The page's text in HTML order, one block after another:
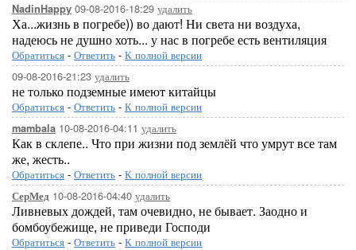
NadinHappy 09-08-2016-18:29 удалить
Ха...жизнь в погребе)) во дают! Ни света ни воздуха,
надеюсь не душно хоть... у нас в погребе есть вентиляция
Обратиться - Ответить - К полной версии
09-08-2016-21:23 удалить
не только подземные имеют китайцы
Обратиться - Ответить - К полной версии
mambala 10-08-2016-04:11 удалить
Как в склепе.. Что при жизни под землёй что умрут все там
же, жесть..
Обратиться - Ответить - К полной версии
СерМед 10-08-2016-04:40 удалить
Ливневых дождей, там очевидно, не бывает. Заодно и
бомбоубежище, не приведи Господи
Обратиться - Ответить - К полной версии